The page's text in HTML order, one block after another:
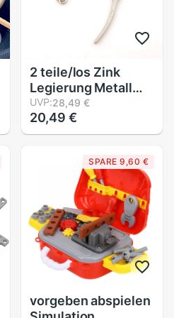
2 teile/los Zink
Legierung Metall
Einstellbare Mini
Schraubstock
Werkzeug Zangen
unisex Kreative
UVP:28,49 €
20,49 €
SPARE 9,60 €
vorgeben abspielen